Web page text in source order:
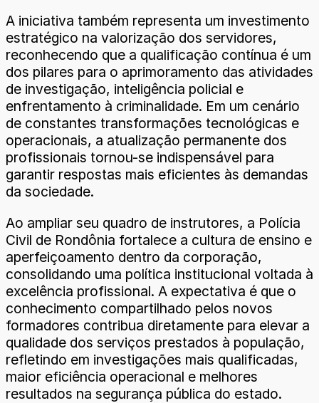
A iniciativa também representa um investimento
estratégico na valorização dos servidores,
reconhecendo que a qualificação contínua é um
dos pilares para o aprimoramento das atividades
de investigação, inteligência policial e
enfrentamento à criminalidade. Em um cenário
de constantes transformações tecnológicas e
operacionais, a atualização permanente dos
profissionais tornou-se indispensável para
garantir respostas mais eficientes às demandas
da sociedade.
Ao ampliar seu quadro de instrutores, a Polícia
Civil de Rondônia fortalece a cultura de ensino e
aperfeiçoamento dentro da corporação,
consolidando uma política institucional voltada à
excelência profissional. A expectativa é que o
conhecimento compartilhado pelos novos
formadores contribua diretamente para elevar a
qualidade dos serviços prestados à população,
refletindo em investigações mais qualificadas,
maior eficiência operacional e melhores
resultados na segurança pública do estado.